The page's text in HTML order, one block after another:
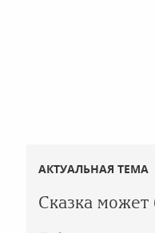
АКТУАЛЬНАЯ ТЕМА
Сказка может